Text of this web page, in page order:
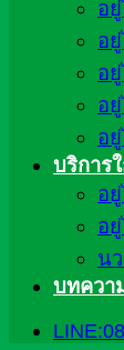
อ
อ
อ
อ
อ
บริการ
อ
อ
น
บทควา